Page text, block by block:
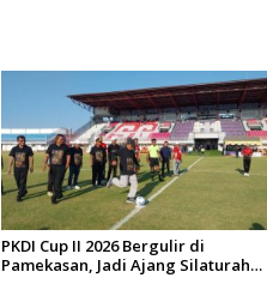
PKDI Cup II 2026 Bergulir di
Pamekasan, Jadi Ajang Silaturahmi